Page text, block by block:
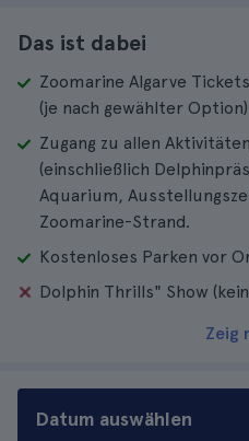
Das ist dabei
Zoomarine Algarve
(je nach gewählter Option)
Zugang zu allen
(einschließlich
Aquarium,
Zoomarine-Strand.
Kostenloses Parken vor
Dolphin Thrills" Show
Zeig
Datum auswählen